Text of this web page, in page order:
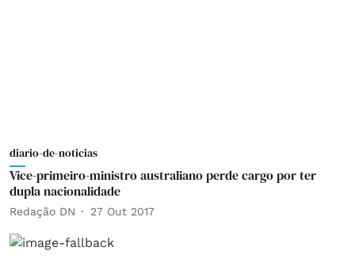
diario-de-noticias
Vice-primeiro-ministro australiano perde cargo por ter
dupla nacionalidade
Redação DN 27 Out 2017